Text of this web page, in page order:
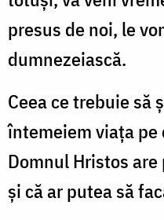
presus de noi, le
dumnezeiască.
Ceea ce trebuie să
întemeiem viața pe
Domnul Hristos
și că ar putea să